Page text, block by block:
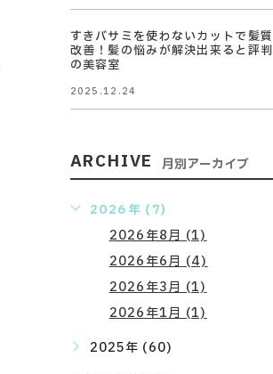
すきバサミを使わないカットで髪質
改善！髪の悩みが解決出来ると評判
の美容室
2025.12.24
ARCHIVE 月別アーカイブ
2026年 (7)
2026年8月 (1)
2026年6月 (4)
2026年3月 (1)
2026年1月 (1)
2025年 (60)